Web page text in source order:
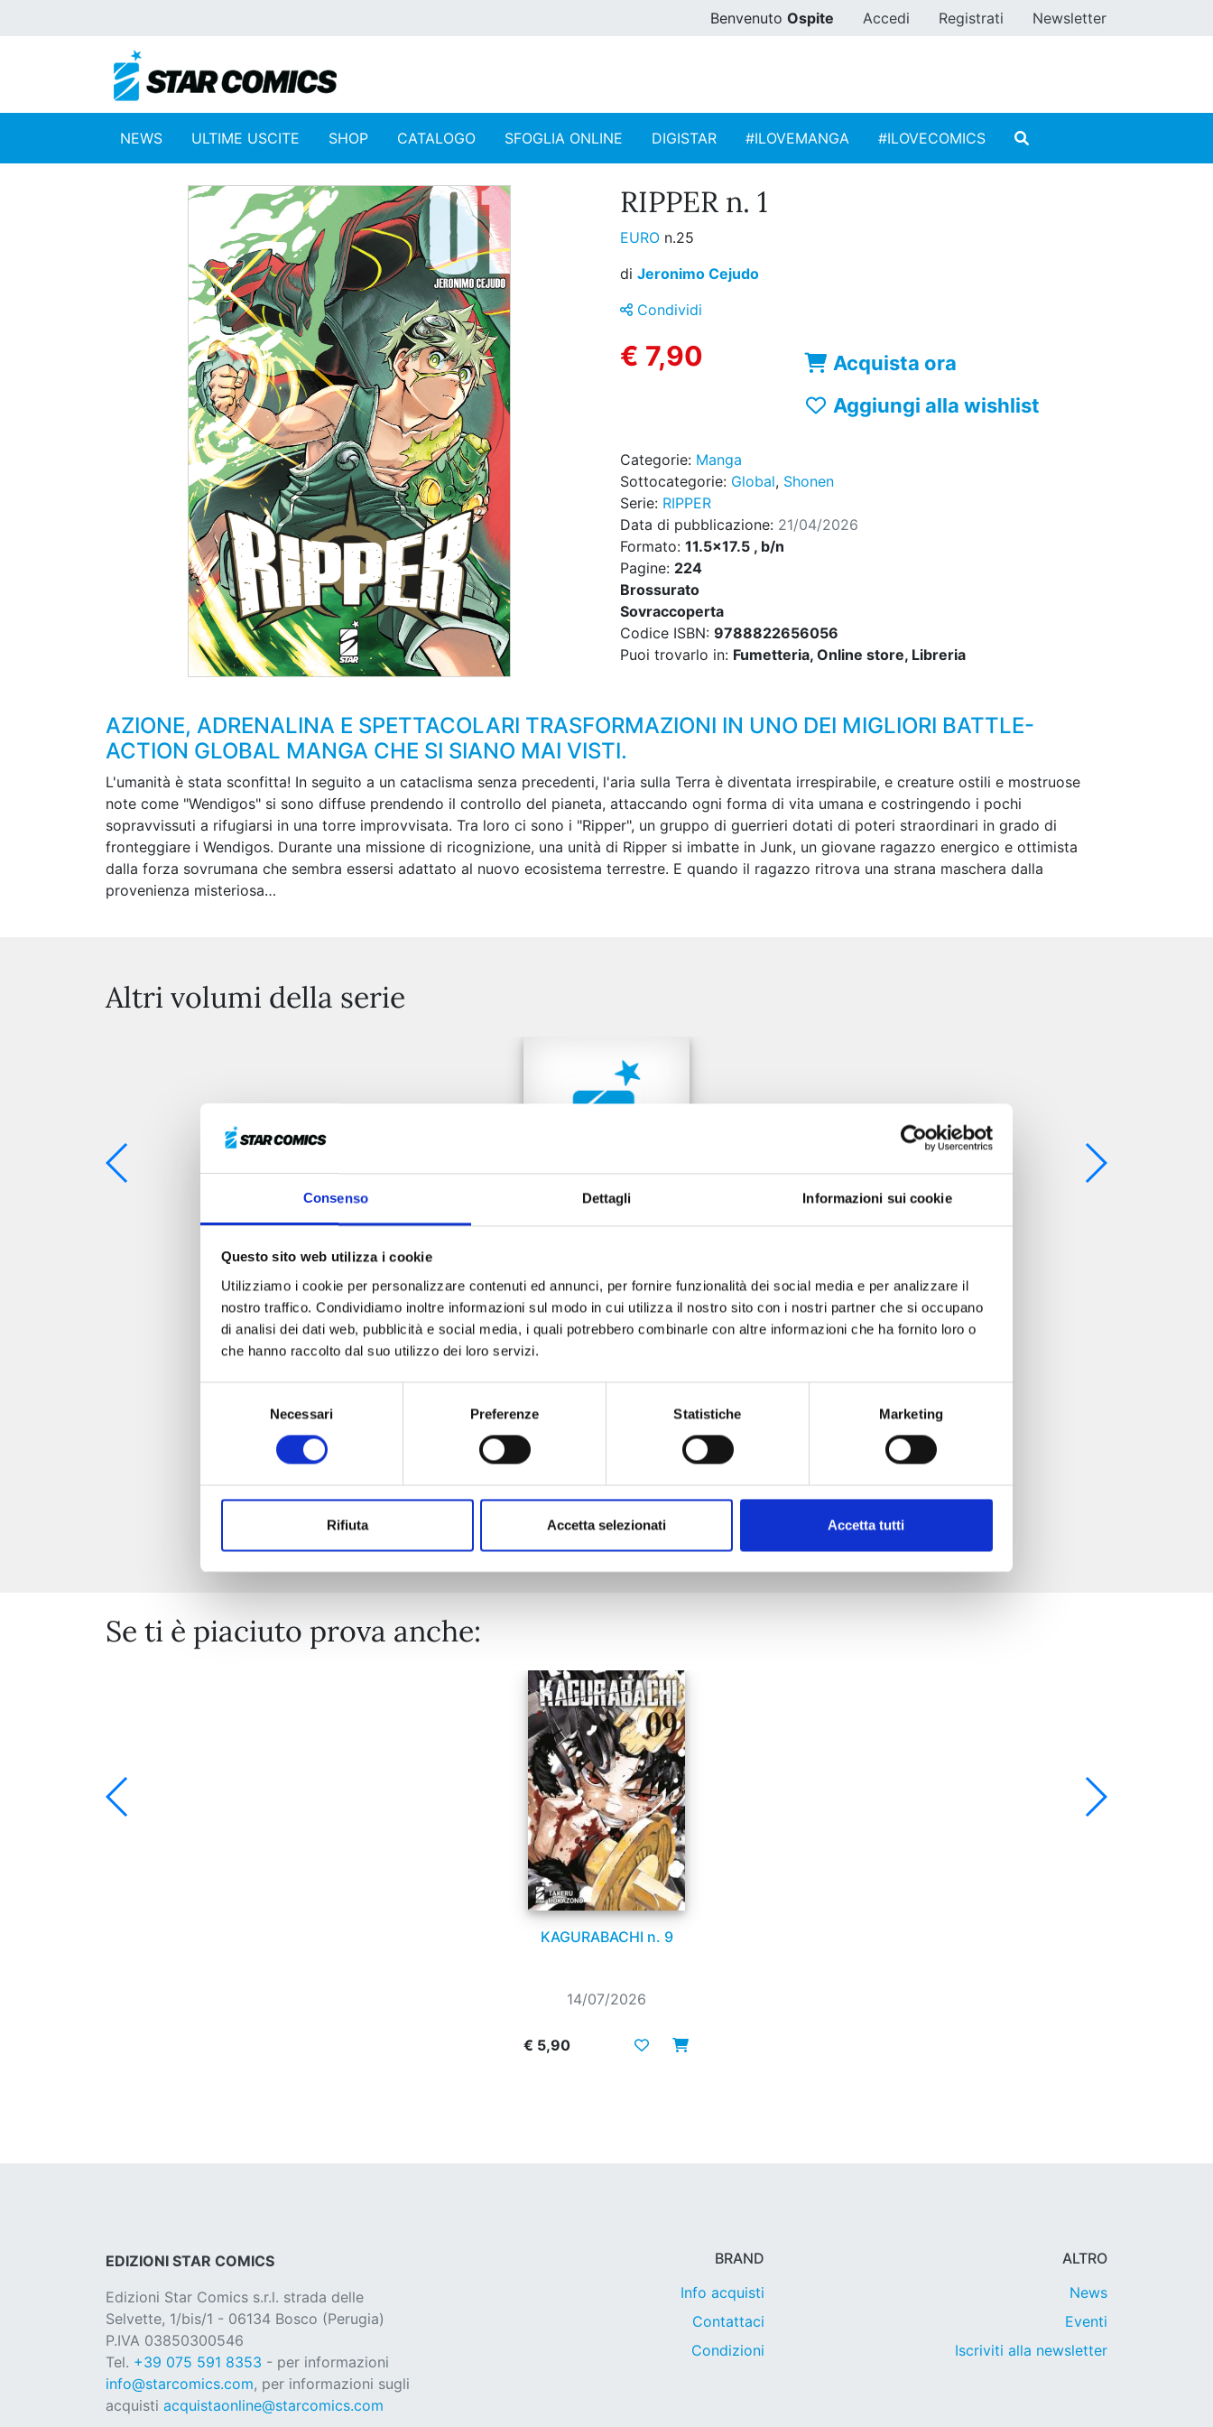
Consenso Dettagli Informazioni sui cookie
Questo sito web utilizza i cookie
Utilizziamo i cookie per personalizzare contenuti ed annunci, per fornire funzionalità dei social media e per analizzare il
nostro traffico. Condividiamo inoltre informazioni sul modo in cui utilizza il nostro sito con i nostri partner che si occupano
di analisi dei dati web, pubblicità e social media, i quali potrebbero combinarle con altre informazioni che ha fornito loro o
che hanno raccolto dal suo utilizzo dei loro servizi.
Necessari Preferenze Statistiche Marketing
Rifiuta Accetta selezionati Accetta tutti
Benvenuto Ospite Accedi Registrati Newsletter
NEWS ULTIME USCITE SHOP CATALOGO SFOGLIA ONLINE DIGISTAR #ILOVEMANGA #ILOVECOMICS
RIPPER n. 1
EURO n.25
di Jeronimo Cejudo
Condividi
€ 7,90
Acquista ora
Aggiungi alla wishlist
Categorie: Manga
Sottocategorie: Global, Shonen
Serie: RIPPER
Data di pubblicazione: 21/04/2026
Formato: 11.5x17.5 , b/n
Pagine: 224
Brossurato
Sovraccoperta
Codice ISBN: 9788822656056
Puoi trovarlo in: Fumetteria, Online store, Libreria
AZIONE, ADRENALINA E SPETTACOLARI TRASFORMAZIONI IN UNO DEI MIGLIORI BATTLE-
ACTION GLOBAL MANGA CHE SI SIANO MAI VISTI.
L'umanità è stata sconfitta! In seguito a un cataclisma senza precedenti, l'aria sulla Terra è diventata irrespirabile, e creature ostili e mostruose
note come "Wendigos" si sono diffuse prendendo il controllo del pianeta, attaccando ogni forma di vita umana e costringendo i pochi
sopravvissuti a rifugiarsi in una torre improvvisata. Tra loro ci sono i "Ripper", un gruppo di guerrieri dotati di poteri straordinari in grado di
fronteggiare i Wendigos. Durante una missione di ricognizione, una unità di Ripper si imbatte in Junk, un giovane ragazzo energico e ottimista
dalla forza sovrumana che sembra essersi adattato al nuovo ecosistema terrestre. E quando il ragazzo ritrova una strana maschera dalla
provenienza misteriosa…
Altri volumi della serie
RIPPER n. 2
€ 7,90
Mostra tutto
Se ti è piaciuto prova anche:
KAGURABACHI n. 9
14/07/2026
€ 5,90
EDIZIONI STAR COMICS
Edizioni Star Comics s.r.l. strada delle
Selvette, 1/bis/1 - 06134 Bosco (Perugia)
P.IVA 03850300546
Tel. +39 075 591 8353 - per informazioni
info@starcomics.com, per informazioni sugli
acquisti acquistaonline@starcomics.com
BRAND
Info acquisti
Contattaci
Condizioni
ALTRO
News
Eventi
Iscriviti alla newsletter